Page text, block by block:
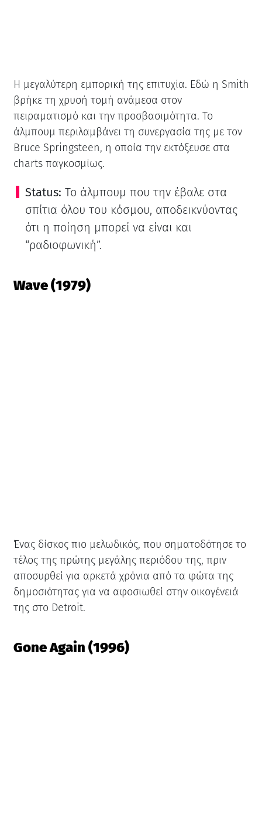
Η μεγαλύτερη εμπορική της επιτυχία. Εδώ η Smith
βρήκε τη χρυσή τομή ανάμεσα στον
πειραματισμό και την προσβασιμότητα. Το
άλμπουμ περιλαμβάνει τη συνεργασία της με τον
Bruce Springsteen, η οποία την εκτόξευσε στα
charts παγκοσμίως.
Status: Το άλμπουμ που την έβαλε στα
σπίτια όλου του κόσμου, αποδεικνύοντας
ότι η ποίηση μπορεί να είναι και
“ραδιοφωνική”.
Wave (1979)
Ένας δίσκος πιο μελωδικός, που σηματοδότησε το
τέλος της πρώτης μεγάλης περιόδου της, πριν
αποσυρθεί για αρκετά χρόνια από τα φώτα της
δημοσιότητας για να αφοσιωθεί στην οικογένειά
της στο Detroit.
Gone Again (1996)